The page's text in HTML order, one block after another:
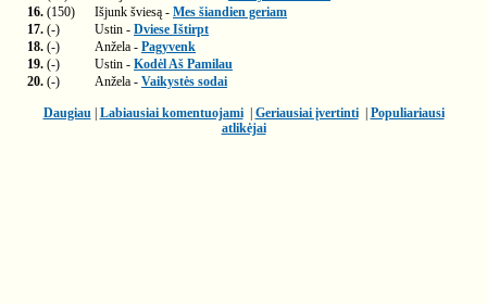
16. (150) Išjunk šviesą - Mes šiandien geriam
17. (-) Ustin - Dviese Ištirpt
18. (-) Anžela - Pagyvenk
19. (-) Ustin - Kodėl Aš Pamilau
20. (-) Anžela - Vaikystės sodai
Daugiau| Labiausiai komentuojami| Geriausiai įvertinti| Populiariausi
atlikėjai